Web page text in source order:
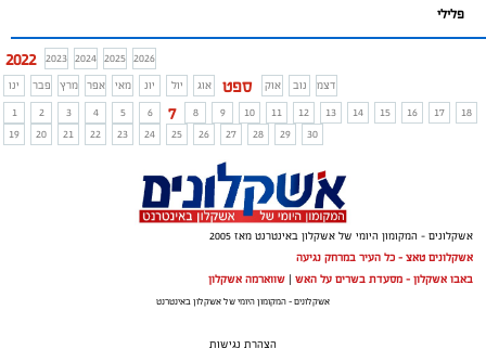
פלילי
2022 2023 2024 2025 2026
ינו
פבר מרץ אפר מאי יונ יול אוג ספט אוק נוב
דצמ
1
2 3 4 5 6 7 8 9 10 11 12 13 14 15 16 17
18
19
20 21 22 23 24 25 26 27 28 29 30
אשקלונים - המקומון היומי של אשקלון באינטרנט מאז 2005
אשקלונים טאצ - כל העיר במרחק נגיעה
באבו אשקלון - מסעדת בשרים על האש | שווארמה אשקלון
אשקלונים - המקומון היומי של אשקלון באינטרנט
הצהרת נגישות